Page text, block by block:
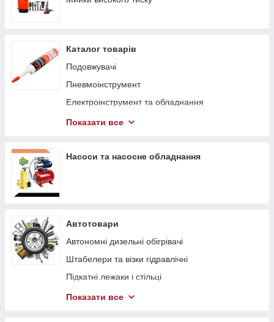
Каталог товарів
Подовжувачі
Пневмоінструмент
Електроінструмент та обладнання
Компресори
Показати все
Насоси та насосне обладнання
Автотовари
Автономні дизельні обігрівачі
Штабелери та візки гідравлічні
Підкaтні лeжaки і cтільці
Траверси для двигуна
Показати все